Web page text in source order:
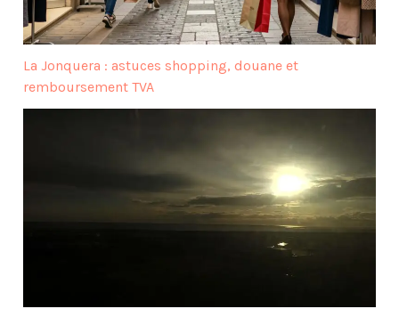
La Jonquera : astuces shopping, douane et
remboursement TVA